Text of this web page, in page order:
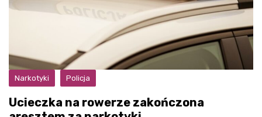
Narkotyki Policja
Ucieczka na rowerze zakończona